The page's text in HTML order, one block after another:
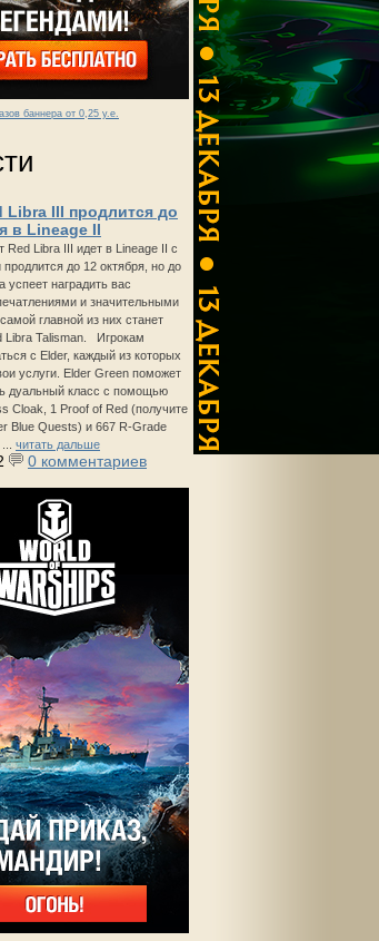
баннера от 0,25 у.е.
Libra III продлится до
в Lineage II
Red Libra III идет в Lineage II с
продлится до 12 октября, но до
успеет наградить вас
и значительными
главной из них станет
Libra Talisman. Игрокам
с Elder, каждый из которых
услуги. Elder Green поможет
дуальный класс с помощью
Cloak, 1 Proof of Red (получите
Blue Quests) и 667 R-Grade
читать дальше
0 комментариев